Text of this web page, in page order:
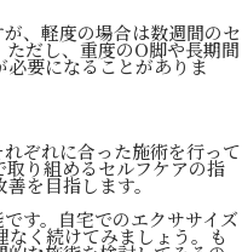
、軽度の場合は数週間のセ
だし、重度のO脚や長期間
要になることがありま
ぞれに合った施術を行って
り組めるセルフケアの指
を目指します。
す。自宅でのエクササイズ
く続けてみましょう。も